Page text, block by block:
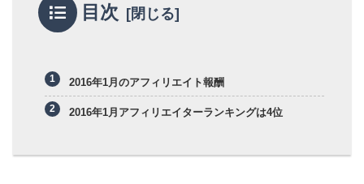
目次
2016年1月のアフィリエイト報酬
2016年1月アフィリエイターランキングは4位